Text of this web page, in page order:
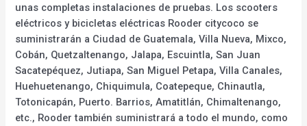
unas completas instalaciones de pruebas. Los scooters
eléctricos y bicicletas eléctricas Rooder citycoco se
suministrarán a Ciudad de Guatemala, Villa Nueva, Mixco,
Cobán, Quetzaltenango, Jalapa, Escuintla, San Juan
Sacatepéquez, Jutiapa, San Miguel Petapa, Villa Canales,
Huehuetenango, Chiquimula, Coatepeque, Chinautla,
Totonicapán, Puerto. Barrios, Amatitlán, Chimaltenango,
etc., Rooder también suministrará a todo el mundo, como